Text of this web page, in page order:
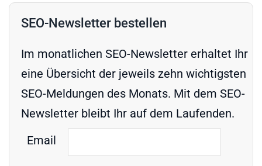
SEO-Newsletter bestellen
Im monatlichen SEO-Newsletter erhaltet Ihr
eine Übersicht der jeweils zehn wichtigsten
SEO-Meldungen des Monats. Mit dem SEO-
Newsletter bleibt Ihr auf dem Laufenden.
Email